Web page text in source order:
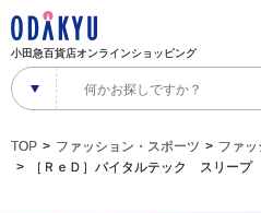
小田急百貨店オンラインショッピング
TOP ファッション・スポーツ
ファッ
［ＲｅＤ］バイタルテック スリープ